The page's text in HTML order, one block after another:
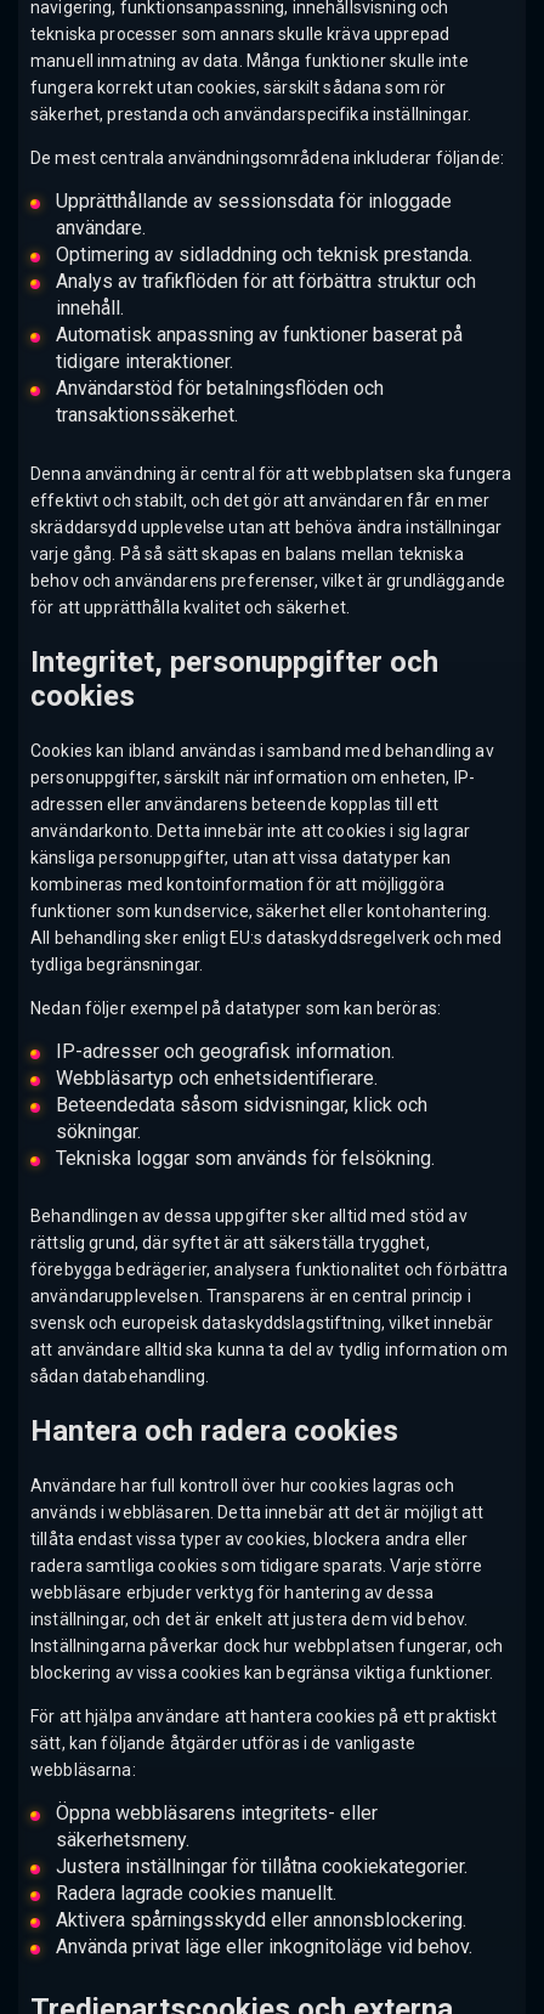
navigering, funktionsanpassning, innehållsvisning och
tekniska processer som annars skulle kräva upprepad
manuell inmatning av data. Många funktioner skulle inte
fungera korrekt utan cookies, särskilt sådana som rör
säkerhet, prestanda och användarspecifika inställningar.
De mest centrala användningsområdena inkluderar följande:
Upprätthållande av sessionsdata för inloggade
användare.
Optimering av sidladdning och teknisk prestanda.
Analys av trafikflöden för att förbättra struktur och
innehåll.
Automatisk anpassning av funktioner baserat på
tidigare interaktioner.
Användarstöd för betalningsflöden och
transaktionssäkerhet.
Denna användning är central för att webbplatsen ska fungera
effektivt och stabilt, och det gör att användaren får en mer
skräddarsydd upplevelse utan att behöva ändra inställningar
varje gång. På så sätt skapas en balans mellan tekniska
behov och användarens preferenser, vilket är grundläggande
för att upprätthålla kvalitet och säkerhet.
Integritet, personuppgifter och
cookies
Cookies kan ibland användas i samband med behandling av
personuppgifter, särskilt när information om enheten, IP-
adressen eller användarens beteende kopplas till ett
användarkonto. Detta innebär inte att cookies i sig lagrar
känsliga personuppgifter, utan att vissa datatyper kan
kombineras med kontoinformation för att möjliggöra
funktioner som kundservice, säkerhet eller kontohantering.
All behandling sker enligt EU:s dataskyddsregelverk och med
tydliga begränsningar.
Nedan följer exempel på datatyper som kan beröras:
IP-adresser och geografisk information.
Webbläsartyp och enhetsidentifierare.
Beteendedata såsom sidvisningar, klick och
sökningar.
Tekniska loggar som används för felsökning.
Behandlingen av dessa uppgifter sker alltid med stöd av
rättslig grund, där syftet är att säkerställa trygghet,
förebygga bedrägerier, analysera funktionalitet och förbättra
användarupplevelsen. Transparens är en central princip i
svensk och europeisk dataskyddslagstiftning, vilket innebär
att användare alltid ska kunna ta del av tydlig information om
sådan databehandling.
Hantera och radera cookies
Användare har full kontroll över hur cookies lagras och
används i webbläsaren. Detta innebär att det är möjligt att
tillåta endast vissa typer av cookies, blockera andra eller
radera samtliga cookies som tidigare sparats. Varje större
webbläsare erbjuder verktyg för hantering av dessa
inställningar, och det är enkelt att justera dem vid behov.
Inställningarna påverkar dock hur webbplatsen fungerar, och
blockering av vissa cookies kan begränsa viktiga funktioner.
För att hjälpa användare att hantera cookies på ett praktiskt
sätt, kan följande åtgärder utföras i de vanligaste
webbläsarna:
Öppna webbläsarens integritets- eller
säkerhetsmeny.
Justera inställningar för tillåtna cookiekategorier.
Radera lagrade cookies manuellt.
Aktivera spårningsskydd eller annonsblockering.
Använda privat läge eller inkognitoläge vid behov.